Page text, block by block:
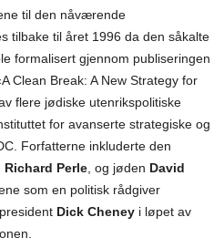
til den nåværende
tilbake til året 1996 da den såkalte
formalisert gjennom publiseringen
Clean Break: A New Strategy for
flere jødiske utenrikspolitiske
for avanserte strategiske og
Forfatterne inkluderte den
Richard Perle , og jøden David
som en politisk rådgiver
Dick Cheney i løpet av